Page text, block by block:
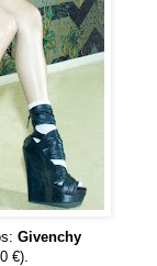
Givenchy
€).